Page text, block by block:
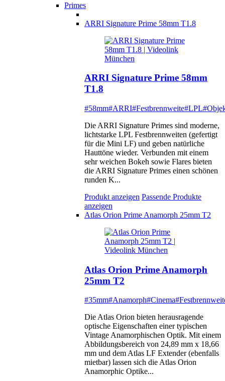
Primes
ARRI Signature Prime 58mm T1.8
ARRI Signature Prime 58mm
T1.8
#58mm#ARRI#Festbrennweite#LPL
Die ARRI Signature Primes sind moderne,
lichtstarke LPL Festbrennweiten (gefertigt
für die Mini LF) und geben natürliche
Hauttöne wieder. Verbunden mit einem
sehr weichen Bokeh sowie Flares bieten
die ARRI Signature Primes einen schönen
runden K...
Produkt anzeigen Passende Produkte
anzeigen
Atlas Orion Prime Anamorph 25mm T2
Atlas Orion Prime Anamorph
25mm T2
#35mm#Anamorph#Cinema
Die Atlas Orion bieten herausragende
optische Eigenschaften einer typischen
Vintage Anamorphischen Optik. Mit einem
Abbildungsbereich von 24,89 mm x 18,66
mm und dem Atlas LF Extender (ebenfalls
mietbar) lassen sich die Atlas Orion
Anamorphic Optike...